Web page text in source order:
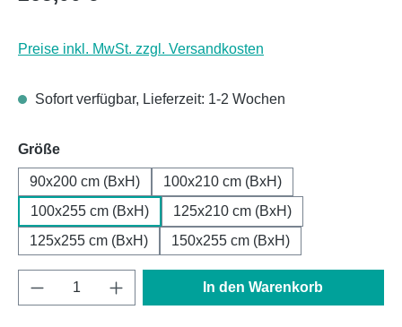
Preise inkl. MwSt. zzgl. Versandkosten
Sofort verfügbar, Lieferzeit: 1-2 Wochen
Größeauswählen
90x200 cm (BxH)
100x210 cm (BxH)
100x255 cm (BxH)
125x210 cm (BxH)
125x255 cm (BxH)
150x255 cm (BxH)
Produkt Anzahl: Gib den gewünschten
In den Warenkorb